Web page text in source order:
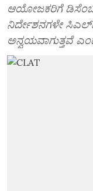
ಆಯೋಜಕರಿಗೆ
ನಿರ್ದೇಶನಗಳೇ
ಅನ್ವಯವಾಗುತ್ತವೆ